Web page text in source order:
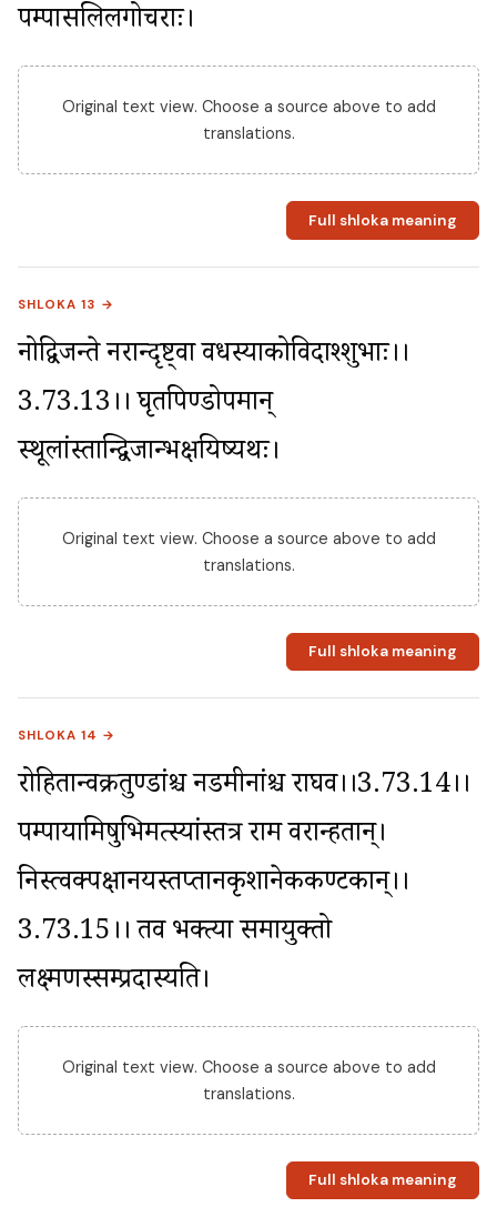
पम्पासलिलगोचराः।
Original text view. Choose a source above to add
translations.
Full shloka meaning
SHLOKA 13 →
नोद्विजन्ते नरान्दृष्ट्वा वधस्याकोविदाश्शुभाः।।
3.73.13।। घृतपिण्डोपमान्
स्थूलांस्तान्द्विजान्भक्षयिष्यथः।
Original text view. Choose a source above to add
translations.
Full shloka meaning
SHLOKA 14 →
रोहितान्वक्रतुण्डांश्च नडमीनांश्च राघव।।3.73.14।।
पम्पायामिषुभिर्मत्स्यांस्तत्र राम वरान्हतान्।
निस्त्वक्पक्षानयस्तप्तानकृशानेककण्टकान्।।
3.73.15।। तव भक्त्या समायुक्तो
लक्ष्मणस्सम्प्रदास्यति।
Original text view. Choose a source above to add
translations.
Full shloka meaning